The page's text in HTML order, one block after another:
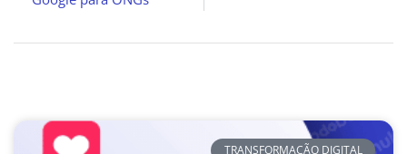
TRANSFORMAÇÃO DIGITAL